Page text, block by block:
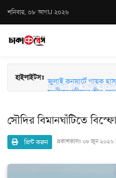
শনিবার, ০৮ আগU ২০২৬
হাইলাইটসঃ চারঘাটে ৫টি মাদক
সৌদির বিমানঘাঁটিতে
প্রিন্ট করুন প্রকাশকালঃ ০৮ জুন ২০২৬